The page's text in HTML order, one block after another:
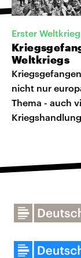
Erster Weltkrieg
Weltkriegs
nicht nur
Thema - auch